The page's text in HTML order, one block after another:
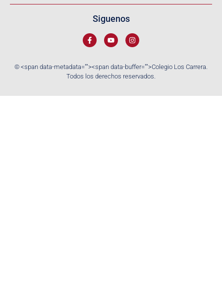
© <span data-metadata=""><span data-buffer="">Colegio Los Carrera.
Todos los derechos reservados.
Siguenos